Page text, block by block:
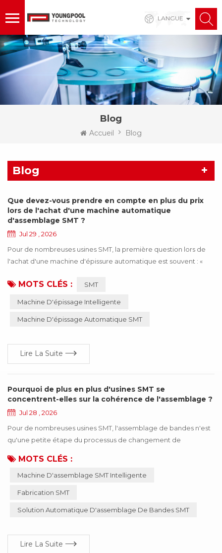
LANGUE
Blog
Accueil Blog
Blog
Que devez-vous prendre en compte en plus du prix
lors de l'achat d'une machine automatique
d'assemblage SMT ?
Jul 29 , 2026
Pour de nombreuses usines SMT, la première question lors de
l'achat d'une machine d'épissure automatique est souvent : «
élément important à prendre en compte. Cependant, se
question de savoir si l'équipement correspond réellement à vos
exigences de production peut entraîner ...
MOTS CLÉS : SMT
Machine D'épissage Intelligente
Machine D'épissage Automatique SMT
Lire La Suite
Pourquoi de plus en plus d'usines SMT se
concentrent-elles sur la cohérence de l'assemblage ?
Jul 28 , 2026
Pour de nombreuses usines SMT, l'assemblage de bandes n'est
qu'une petite étape du processus de changement de
quotidienne de la production. Cependant, à mesure que la
fabrication électronique continue d'évoluer vers une vitesse
MOTS CLÉS :
Machine D'assemblage SMT Intelligente
Fabrication SMT
Solution Automatique D'assemblage De Bandes SMT
Lire La Suite